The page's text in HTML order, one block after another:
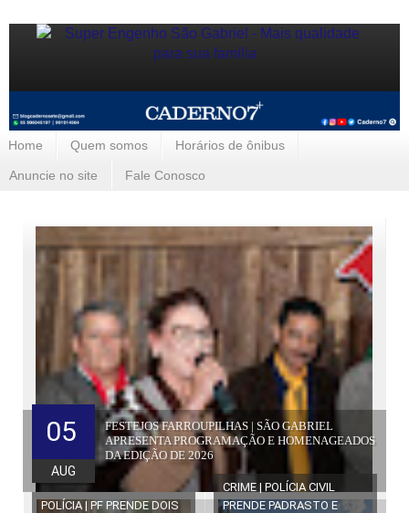
Home Quem somos Horários de ônibus
Anuncie no site Fale Conosco
FESTEJOS FARROUPILHAS | SÃO GABRIEL
APRESENTA PROGRAMAÇÃO E HOMENAGEADOS
DA EDIÇÃO DE 2026
05
AUG
POLÍCIA | PF PRENDE DOIS
CRIME | POLÍCIA CIVIL
PRENDE PADRASTO E